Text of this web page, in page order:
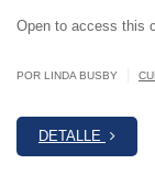
Open to access this
POR LINDA BUSBY
DETALLE